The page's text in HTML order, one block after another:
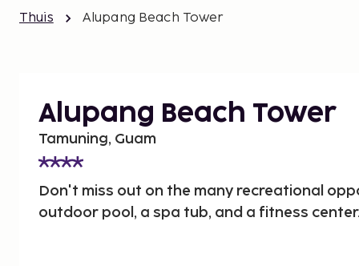
Thuis Alupang Beach Tower
Alupang Beach Tower
Tamuning, Guam
Don't miss out on the many recreational
outdoor pool, a spa tub, and a fitness center.